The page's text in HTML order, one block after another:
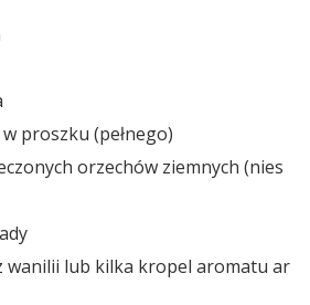
proszku (pełnego)
orzechów ziemnych (nies
wanilii lub kilka kropel aromatu ar